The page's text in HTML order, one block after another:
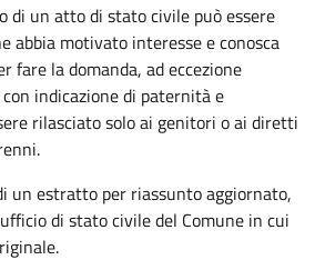
di un atto di stato civile può essere
abbia motivato interesse e conosca
fare la domanda, ad eccezione
indicazione di paternità e
rilasciato solo ai genitori o ai diretti
un estratto per riassunto aggiornato,
di stato civile del Comune in cui